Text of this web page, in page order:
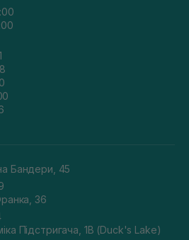
Бандери, 45
36
Підстригача, 1В (Duck's Lake)